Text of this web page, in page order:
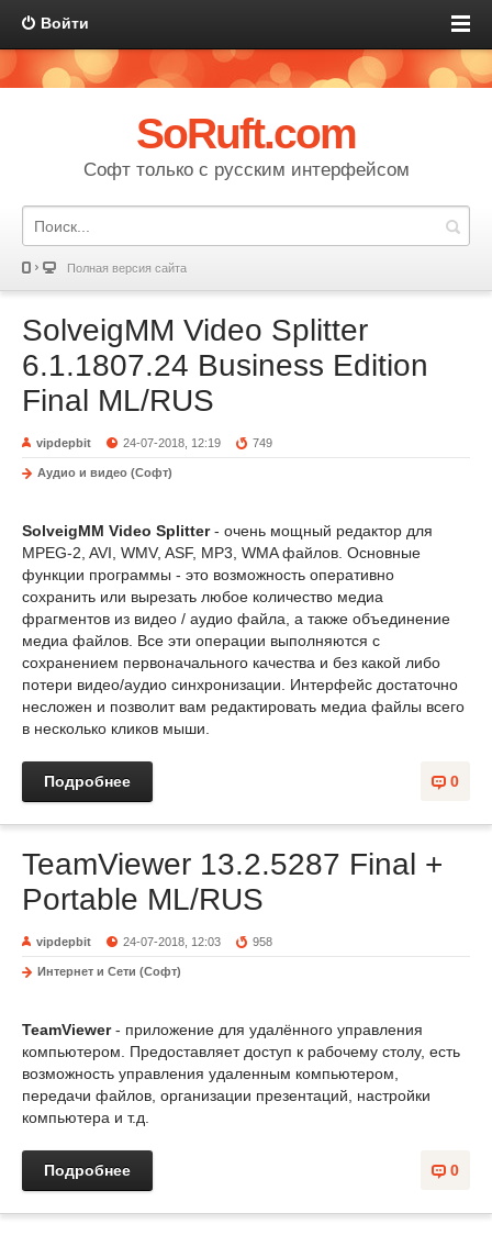
Войти
SoRuft.com
Софт только с русским интерфейсом
Полная версия сайта
SolveigMM Video Splitter
6.1.1807.24 Business Edition
Final ML/RUS
vipdepbit 24-07-2018, 12:19 749
Аудио и видео (Софт)
SolveigMM Video Splitter- очень мощный редактор для
MPEG-2, AVI, WMV, ASF, MP3, WMA файлов. Основные
функции программы - это возможность оперативно
сохранить или вырезать любое количество медиа
фрагментов из видео / аудио файла, а также объединение
медиа файлов. Все эти операции выполняются с
сохранением первоначального качества и без какой либо
потери видео/аудио синхронизации. Интерфейс достаточно
несложен и позволит вам редактировать медиа файлы всего
в несколько кликов мыши.
0
Подробнее
TeamViewer 13.2.5287 Final +
Portable ML/RUS
vipdepbit 24-07-2018, 12:03 958
Интернет и Сети (Софт)
TeamViewer- приложение для удалённого управления
компьютером. Предоставляет доступ к рабочему столу, есть
возможность управления удаленным компьютером,
передачи файлов, организации презентаций, настройки
компьютера и т.д.
0
Подробнее